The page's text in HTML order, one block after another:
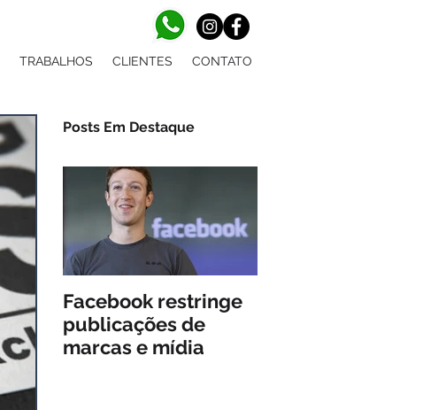
TRABALHOS CLIENTES CONTATO
Posts Em Destaque
Facebook restringe
publicações de
marcas e mídia